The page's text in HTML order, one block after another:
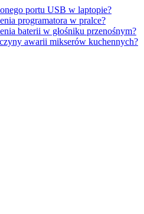
portu USB w laptopie?
programatora w pralce?
baterii w głośniku przenośnym?
awarii mikserów kuchennych?